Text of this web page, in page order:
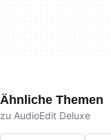
Ähnliche Themen
zu AudioEdit Deluxe